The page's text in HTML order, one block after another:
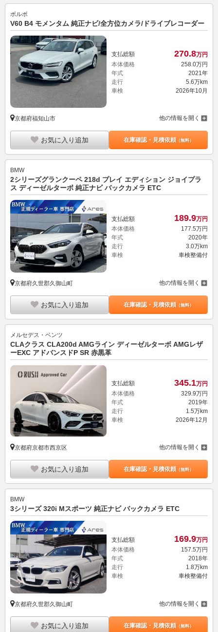
ボルボ
V60 B4 モメンタム 純正ナビ/全方位カメラ/ドライブレコーダー
支払総額 270.8万円
本体価格
258. 0万円
年式
2021年
走行
5.6万km
車検
2026年10月
京都府福知山市 他の情報を開く
お気に入り追加 在庫確認・見積依頼（無料）
BMW
2シリーズグランクーペ 218d プレイ エディション ジョイプラ
ス ディーゼルターボ 純正ナビ バックカメラ ETC
支払総額 189.9万円
本体価格
177.5万円
年式
2020年
走行
3.0万km
車検
車検整備付
京都府久世郡久御山町 他の情報を開く
お気に入り追加 在庫確認・見積依頼（無料）
メルセデス・ベンツ
CLAクラス CLA200d AMGライン ディーゼルターボ AMGレザ
ーEXC アドバンスドP SR 赤黒革
支払総額 345.1万円
本体価格
329. 9万円
年式
2019年
走行
1.5万km
車検
2026年12月
京都府京都市西京区 他の情報を開く
お気に入り追加 在庫確認・見積依頼（無料）
BMW
3シリーズ 320i Mスポーツ 純正ナビ バックカメラ ETC
支払総額 169.9万円
本体価格
157.5万円
年式
2018年
走行
1.8万km
車検
車検整備付
京都府久世郡久御山町 他の情報を開く
お気に入り追加 在庫確認・見積依頼（無料）